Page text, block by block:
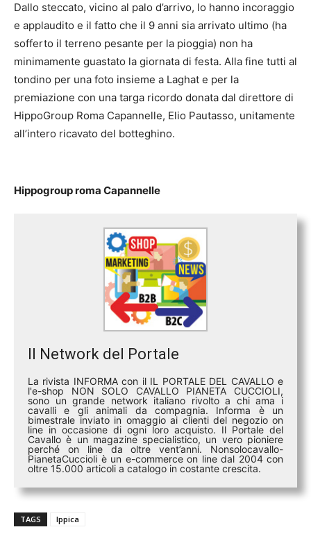
Dallo steccato, vicino al palo d’arrivo, lo hanno incoraggio
e applaudito e il fatto che il 9 anni sia arrivato ultimo (ha
sofferto il terreno pesante per la pioggia) non ha
minimamente guastato la giornata di festa. Alla fine tutti al
tondino per una foto insieme a Laghat e per la
premiazione con una targa ricordo donata dal direttore di
HippoGroup Roma Capannelle, Elio Pautasso, unitamente
all’intero ricavato del botteghino.
Hippogroup roma Capannelle
Il Network del Portale
La rivista INFORMA con il IL PORTALE DEL CAVALLO e
l'e-shop NON SOLO CAVALLO PIANETA CUCCIOLI,
sono un grande network italiano rivolto a chi ama i
cavalli e gli animali da compagnia. Informa è un
bimestrale inviato in omaggio ai clienti del negozio on
line in occasione di ogni loro acquisto. Il Portale del
Cavallo è un magazine specialistico, un vero pioniere
perché on line da oltre vent’anni. Nonsolocavallo-
PianetaCuccioli è un e-commerce on line dal 2004 con
oltre 15.000 articoli a catalogo in costante crescita.
TAGS Ippica